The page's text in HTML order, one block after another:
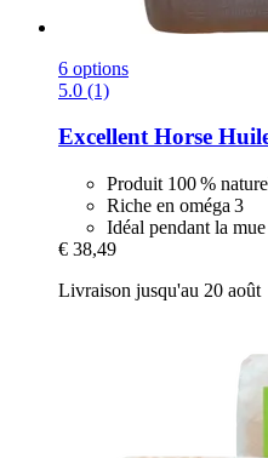
6 options
5.0 (1)
Excellent Horse
Produit 100 %
Riche en oméga 3
Idéal pendant la mue
€ 38,49
Livraison jusqu'au 20 août